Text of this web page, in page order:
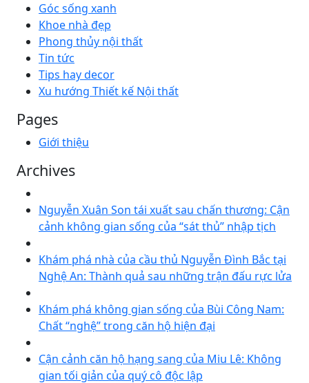
Góc sống xanh
Khoe nhà đẹp
Phong thủy nội thất
Tin tức
Tips hay decor
Xu hướng Thiết kế Nội thất
Pages
Giới thiệu
Archives
Nguyễn Xuân Son tái xuất sau chấn thương: Cận
cảnh không gian sống của “sát thủ” nhập tịch
Khám phá nhà của cầu thủ Nguyễn Đình Bắc tại
Nghệ An: Thành quả sau những trận đấu rực lửa
Khám phá không gian sống của Bùi Công Nam:
Chất “nghệ” trong căn hộ hiện đại
Cận cảnh căn hộ hạng sang của Miu Lê: Không
gian tối giản của quý cô độc lập